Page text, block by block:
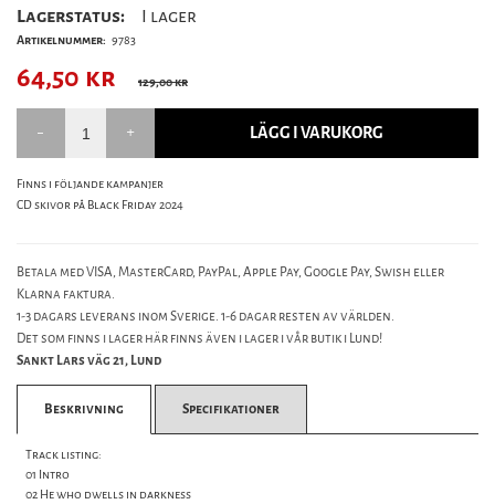
Lagerstatus: I lager
Artikelnummer: 9783
64,50 kr 129,00 kr
LÄGG I VARUKORG
Finns i följande kampanjer
CD skivor på Black Friday 2024
Betala med VISA, MasterCard, PayPal, Apple Pay, Google Pay, Swish eller
Klarna faktura.
1-3 dagars leverans inom Sverige. 1-6 dagar resten av världen.
Det som finns i lager här finns även i lager i vår butik i Lund!
Sankt Lars väg 21, Lund
Beskrivning Specifikationer
Track listing:
01 Intro
02 He who dwells in darkness